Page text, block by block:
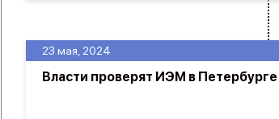
23 мая, 2024
Власти проверят ИЭМ в Петербурге